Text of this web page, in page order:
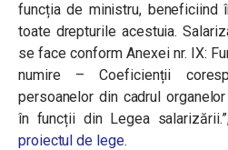
funcția de ministru, beneficiind
toate drepturile acestuia.
se face conform Anexei nr. IX:
numire – Coeficienții
persoanelor din cadrul
în funcții din Legea
proiectul de lege.